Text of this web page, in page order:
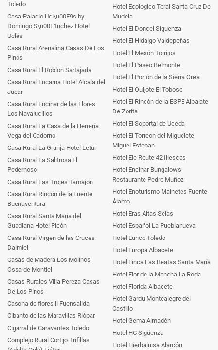
Toledo
Casa Palacio Ucl\u00E9s by
Domingo S\u00E1nchez Hotel
Uclés
Casa Rural Arenalina Casas De Los
Pinos
Casa Rural El Roblon Sartajada
Casa Rural Encarna Hotel Alcala del
Jucar
Casa Rural Encinar de las Flores
Los Navalucillos
Casa Rural La Casa de la Herrería
Vega del Cadorno
Casa Rural La Granja Hotel Letur
Casa Rural La Salitrosa El
Pedernoso
Casa Rural Las Trojes Tamajon
Casa Rural Rincón de la Fuente
Buenaventura
Casa Rural Santa Maria del
Guadiana Hotel Picón
Casa Rural Virgen de las Cruces
Daimiel
Casas de Madera Los Molinos
Ossa de Montiel
Casas Rurales Villa Pereza Casas
De Los Pinos
Casona de flores ll Fuensalida
Cibanto de las Maravillas Riópar
Cigarral de Caravantes Toledo
Complejo Rural Cortijo Trifillas
Hotel Ecologico Toral Santa Cruz De
Mudela
Hotel El Doncel Siguenza
Hotel El Hidalgo Valdepeñas
Hotel El Mesón Torrijos
Hotel El Paseo Belmonte
Hotel El Portón de la Sierra Orea
Hotel El Quijote El Toboso
Hotel El Rincón de la ESPE Albalate
De Zorita
Hotel El Soportal de Uceda
Hotel El Torreon del Miguelete
Miguel Esteban
Hotel Ele Route 42 Illescas
Hotel Encinar Bungalows-
Restaurante Pedro Muñoz
Hotel Enoturismo Mainetes Fuente
Álamo
Hotel Eras Altas Selas
Hotel Español La Pueblanueva
Hotel Eurico Toledo
Hotel Europa Albacete
Hotel Finca Las Beatas Santa María
Hotel Flor de la Mancha La Roda
Hotel Florida Albacete
Hotel Gardu Montealegre del
Castillo
Hotel Gema Almadén
Hotel HC Sigüenza
Hotel Hierbaluisa Alarcón